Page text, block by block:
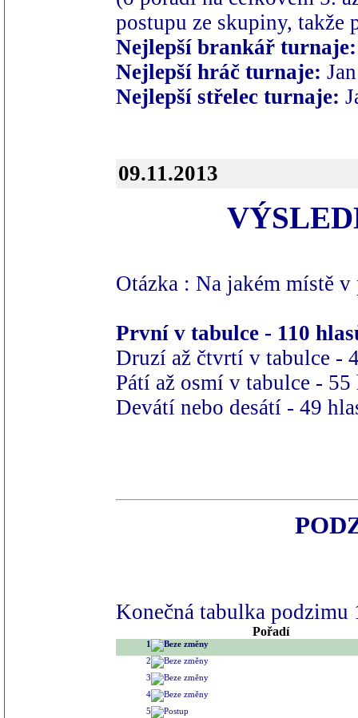
postupu ze skupiny,
Nejlepší brankář turnaje:
Nejlepší hráč turnaje:
Nejlepší střelec turnaje:
09.11.2013
Otázka : Na jakém místě
První v tabulce - 110
Druzí až čtvrtí v tabulce -
Pátí až osmí v tabulce - 55
Devátí nebo desátí - 49
Konečná tabulka
Pořadí
1
2
3
4
5